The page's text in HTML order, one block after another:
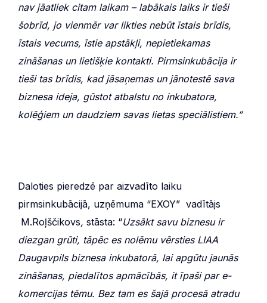
nav jāatliek citam laikam – labākais laiks ir tieši
šobrīd, jo vienmēr var likties nebūt īstais brīdis,
īstais vecums, īstie apstākļi, nepietiekamas
zināšanas un lietišķie kontakti. Pirmsinkubācija ir
tieši tas brīdis, kad jāsaņemas un jānotestē sava
biznesa ideja, gūstot atbalstu no inkubatora,
kolēģiem un daudziem savas lietas speciālistiem.”
Daloties pieredzē par aizvadīto laiku
pirmsinkubācijā, uzņēmuma “EXOY” vadītājs
M.Roļščikovs, stāsta: “Uzsākt savu biznesu ir
diezgan grūti, tāpēc es nolēmu vērsties LIAA
Daugavpils biznesa inkubatorā, lai apgūtu jaunās
zināšanas, piedalītos apmācībās, it īpaši par e-
komercijas tēmu. Bez tam es šajā procesā atradu